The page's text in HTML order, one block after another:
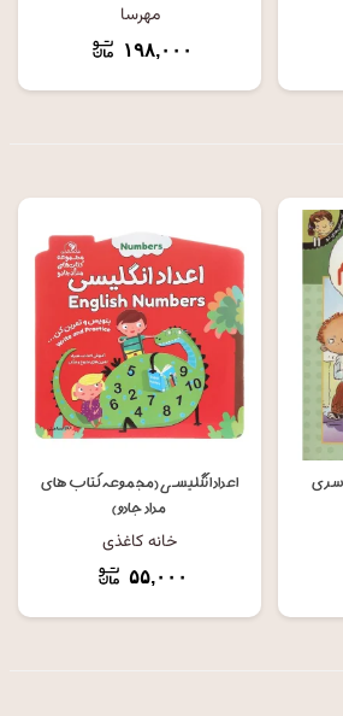
مهرسا
۱۹۸,۰۰۰
(من تو سری
اعداد انگلیسی (مجموعه کتاب های
مداد جادو)
خانه کاغذی
۵۵,۰۰۰